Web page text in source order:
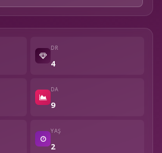
DR
4
DA
9
YAŞ
2